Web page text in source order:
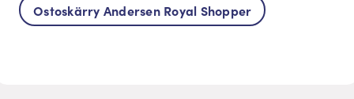
Ostoskärry Andersen Royal Shopper